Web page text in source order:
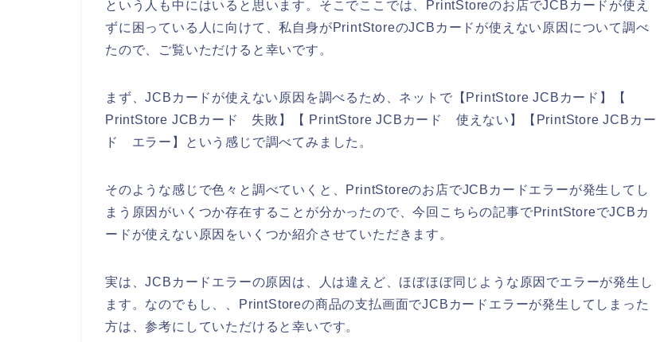
という人も中にはいると思います。そこでここでは、PrintStoreのお店でJCBカードが使え
ずに困っている人に向けて、私自身がPrintStoreのJCBカードが使えない原因について調べ
たので、ご覧いただけると幸いです。
まず、JCBカードが使えない原因を調べるため、ネットで【PrintStore JCBカード】【
PrintStore JCBカード 失敗】【 PrintStore JCBカード 使えない】【PrintStore JCBカー
ド エラー】という感じで調べてみました。
そのような感じで色々と調べていくと、PrintStoreのお店でJCBカードエラーが発生してし
まう原因がいくつか存在することが分かったので、今回こちらの記事でPrintStoreでJCBカ
ードが使えない原因をいくつか紹介させていただきます。
実は、JCBカードエラーの原因は、人は違えど、ほぼほぼ同じような原因でエラーが発生し
ます。なのでもし、、PrintStoreの商品の支払画面でJCBカードエラーが発生してしまった
方は、参考にしていただけると幸いです。